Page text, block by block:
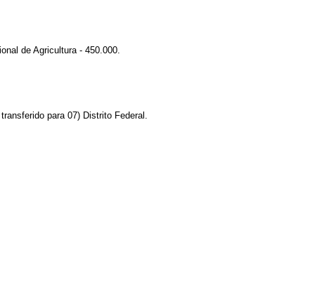
de Agricultura - 450.000.
para 07) Distrito Federal.